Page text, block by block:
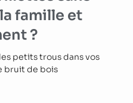
famille et
?
petits trous dans vos
bruit de bois